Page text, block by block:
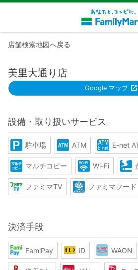
店舗検索地図へ戻る
美里大通り店
Google マップ
設備・取り扱いサービス
駐車場 ATM E-net
マルチコピー Wi-Fi
ファミマTV ファミマフー
決済手段
FamiPay iD WAON